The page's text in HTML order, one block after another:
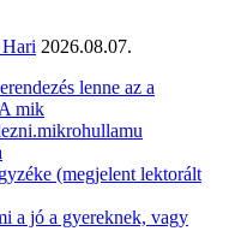
2026.08.07.
lenne az a
mik
(megjelent lektorált
a jó a gyereknek, vagy